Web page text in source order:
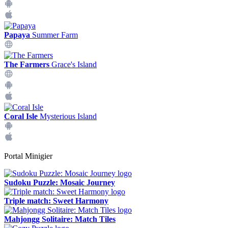
Papaya Summer Farm
The Farmers Grace's Island
Coral Isle Mysterious Island
Portal Minigier
Sudoku Puzzle: Mosaic Journey
Triple match: Sweet Harmony
Mahjongg Solitaire: Match Tiles